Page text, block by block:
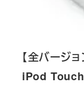
【全バージ
iPod